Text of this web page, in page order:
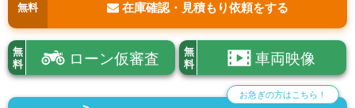
無料 在庫確認・見積もり依頼をする
無
料
ローン仮審査
無
料
車両映像
お急ぎの方はこちら！